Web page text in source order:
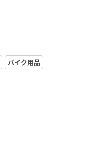
バイク用品